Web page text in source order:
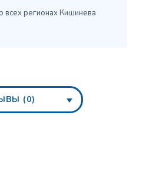
всех регионах Кишинева
(0)